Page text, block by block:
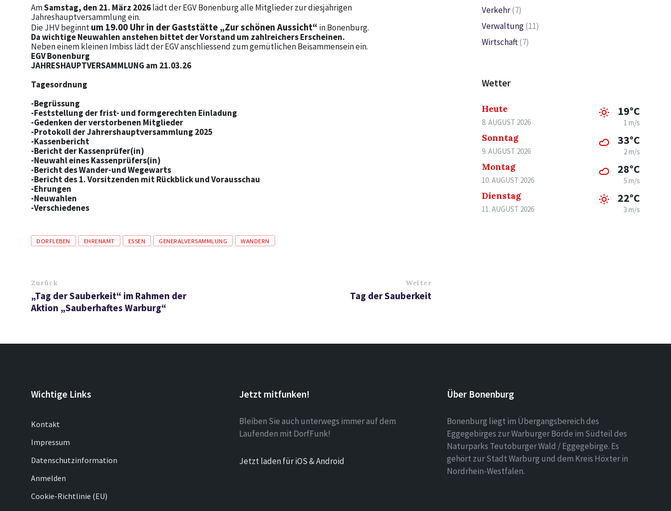
AmSamstag, den 21. März 2026lädt der EGV Bonenburg alle Mitglieder zur diesjährigen
Jahreshauptversammlung ein.
Die JHV beginntum 19.00 Uhr in der Gaststätte „Zur schönen Aussicht“ in Bonenburg.
Da wichtige Neuwahlen anstehen bittet der Vorstand um zahlreichers Erscheinen.
Neben einem kleinen Imbiss lädt der EGV anschliessend zum gemütlichen Beisammensein ein.
EGV Bonenburg
JAHRESHAUPTVERSAMMLUNG am 21.03.26
Tagesordnung
-Begrüssung
-Feststellung der frist- und formgerechten Einladung
-Gedenken der verstorbenen Mitglieder
-Protokoll der Jahrershauptversammlung 2025
-Kassenbericht
-Bericht der Kassenprüfer(in)
-Neuwahl eines Kassenprüfers(in)
-Bericht des Wander-und Wegewarts
-Bericht des 1. Vorsitzenden mit Rückblick und Vorausschau
-Ehrungen
-Neuwahlen
-Verschiedenes
Tags
DORFLEBEN EHRENAMT ESSEN GENERALVERSAMMLUNG WANDERN
Zurück
„Tag der Sauberkeit“ im Rahmen der
Aktion „Sauberhaftes Warburg“
Weiter
Tag der Sauberkeit
Verkehr(7)
Verwaltung(11)
Wirtschaft(7)
Wetter
Heute
8. AUGUST 2026
19°C
1 m/s
Sonntag
9. AUGUST 2026
33°C
2 m/s
Montag
10. AUGUST 2026
28°C
5 m/s
Dienstag
11. AUGUST 2026
22°C
3 m/s
Wichtige Links
Kontakt
Impressum
Datenschutzinformation
Anmelden
Cookie-Richtlinie (EU)
Jetzt mitfunken!
Bleiben Sie auch unterwegs immer auf dem
Laufenden mit DorfFunk!
Jetzt laden für iOS & Android
Über Bonenburg
Bonenburg liegt im Übergangsbereich des
Eggegebirges zur Warburger Börde im Südteil des
Naturparks Teutoburger Wald / Eggegebirge. Es
gehört zur Stadt Warburg und dem Kreis Höxter in
Nordrhein-Westfalen.